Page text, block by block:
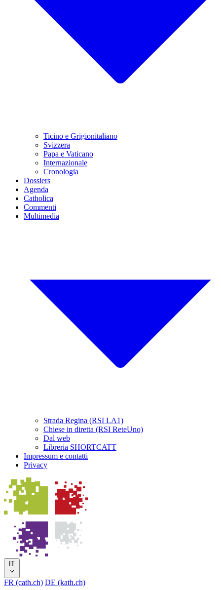
Ticino e Grigionitaliano
Svizzera
Papa e Vaticano
Internazionale
Cronologia
Dossiers
Agenda
Catholica
Commenti
Multimedia
Strada Regina (RSI LA1)
Chiese in diretta (RSI ReteUno)
Dal web
Libreria SHORTCATT
Impressum e contatti
Privacy
IT
FR (cath.ch) DE (kath.ch)